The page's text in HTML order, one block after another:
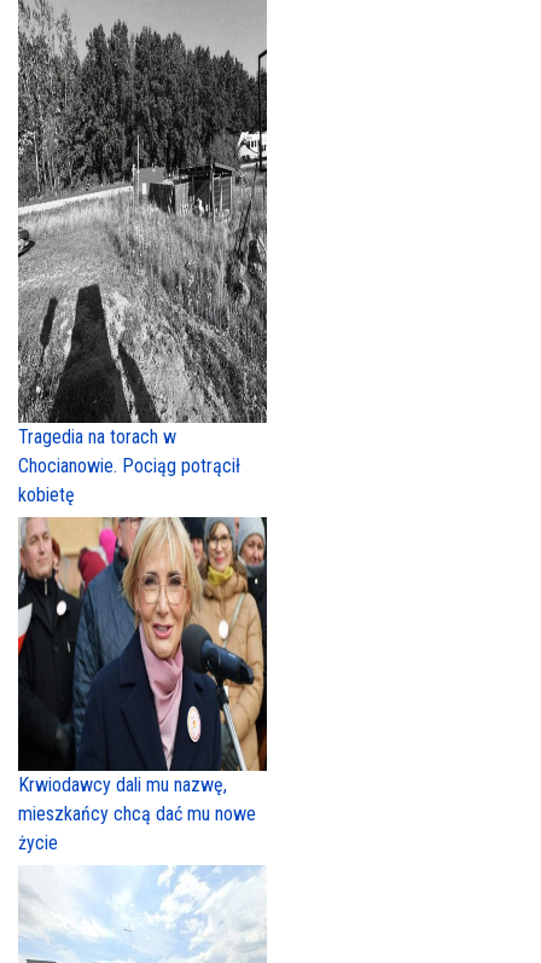
Tragedia na torach w
Chocianowie. Pociąg potrącił
kobietę
Krwiodawcy dali mu nazwę,
mieszkańcy chcą dać mu nowe
życie